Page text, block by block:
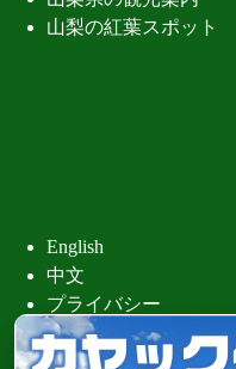
山梨の紅葉スポット
English
中文
プライバシー